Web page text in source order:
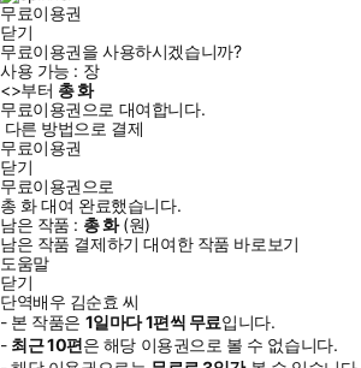
무료이용권
닫기
무료이용권을 사용하시겠습니까?
사용 가능 : 장
<>부터 총화
무료이용권으로 대여합니다.
다른 방법으로 결제
무료이용권
닫기
무료이용권으로
총 화대여 완료했습니다.
남은 작품 : 총화(원)
남은 작품 결제하기 대여한 작품 바로보기
도움말
닫기
단역배우 김순효 씨
- 본 작품은 1일마다1편씩 무료입니다.
- 최근10편은 해당 이용권으로 볼 수 없습니다.